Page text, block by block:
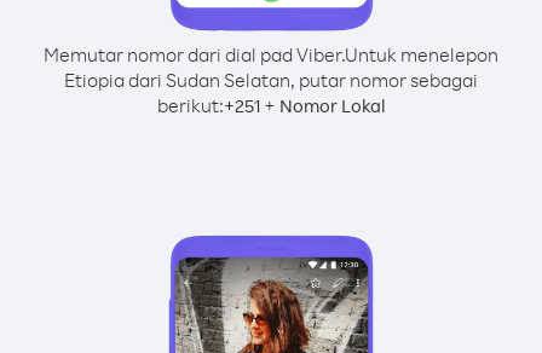
Memutar nomor dari dial pad Viber.Untuk menelepon
Etiopia dari Sudan Selatan, putar nomor sebagai
berikut:+251+ Nomor Lokal